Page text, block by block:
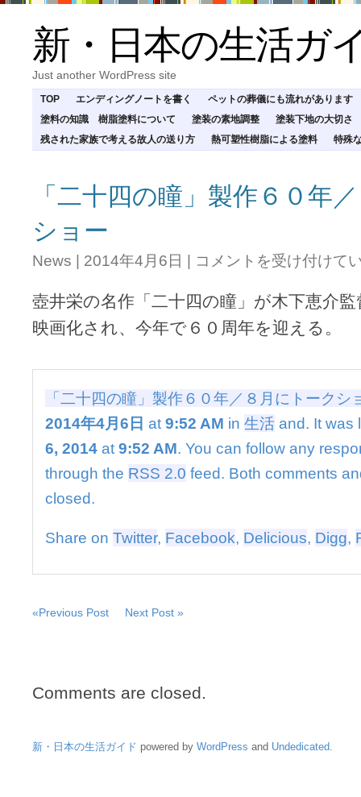
新・日本の生活ガ
Just another WordPress site
TOP エンディングノートを書く
ペットの葬儀にも流れがあります
塗料の知識 樹脂塗料について
塗装の素地調整
塗装下地の大切さ
残された家族で考える故人の送り方
熱可塑性樹脂による塗料 特殊
「二十四の瞳」製作６０年
ショー
News | 2014年4月6日 | 「二
の
瞳」
製
６
年
／
８
月
に
ト
シ
ョ
は
コメントを受け付けて
壺井栄の名作「二十四の瞳」が木下恵介
映画化され、今年で６０周年を迎える。
「二十四の瞳」製作６０年／８月にトークシ
2014年4月6日 at 9:52 AM in 生活 and. It was
6, 2014 at 9:52 AM. You can follow any
through the RSS 2.0 feed. Both comments
closed.
Share on Twitter, Facebook, Delicious, Digg,
«Previous Post Next Post »
Comments are closed.
新・日本の生活ガイド powered by WordPress and Undedicated.